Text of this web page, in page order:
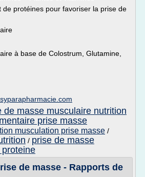
de protéines pour favoriser la prise de
à base de Colostrum, Glutamine,
de masse musculaire nutrition
prise masse
musculation prise masse /
/ prise de masse
de masse - Rapports de